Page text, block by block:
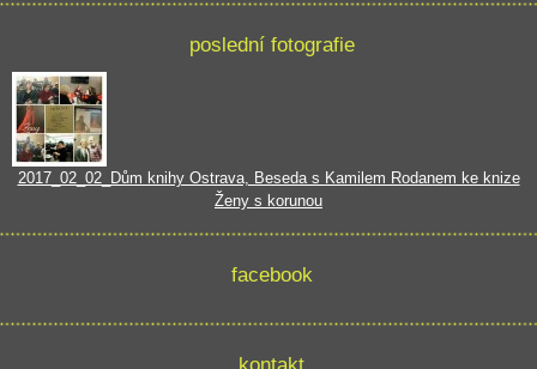
poslední fotografie
2017_02_02_Dům knihy Ostrava, Beseda s Kamilem Rodanem ke knize
Ženy s korunou
facebook
kontakt